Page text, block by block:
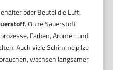
oder Beutel die Luft.
. Ohne Sauerstoff
Farben, Aromen und
Auch viele Schimmelpilze
wachsen langsamer.